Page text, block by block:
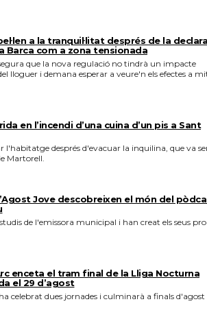
a la tranquil·litat després de la
Barca com a zona tensionada
que la nova regulació no tindrà un impacte
lloguer i demana esperar a veure'n els efectes a
en l’incendi d’una cuina d’un pis a Sant
l'habitatge després d'evacuar la inquilina, que va
Martorell.
Jove descobreixen el món del
de l'emissora municipal i han creat els seus
enceta el tram final de la Lliga Nocturna
el 29 d’agost
celebrat dues jornades i culminarà a finals d'agost